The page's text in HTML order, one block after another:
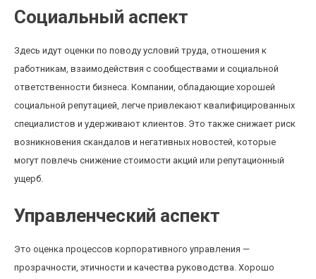
Социальный аспект
Здесь идут оценки по поводу условий труда, отношения к
работникам, взаимодействия с сообществами и социальной
ответственности бизнеса. Компании, обладающие хорошей
социальной репутацией, легче привлекают квалифицированных
специалистов и удерживают клиентов. Это также снижает риск
возникновения скандалов и негативных новостей, которые
могут повлечь снижение стоимости акций или репутационный
ущерб.
Управленческий аспект
Это оценка процессов корпоративного управления —
прозрачности, этичности и качества руководства. Хорошо